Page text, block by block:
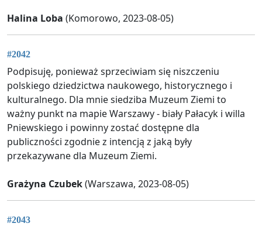
Halina Loba (Komorowo, 2023-08-05)
#2042
Podpisuję, ponieważ sprzeciwiam się niszczeniu
polskiego dziedzictwa naukowego, historycznego i
kulturalnego. Dla mnie siedziba Muzeum Ziemi to
ważny punkt na mapie Warszawy - biały Pałacyk i willa
Pniewskiego i powinny zostać dostępne dla
publiczności zgodnie z intencją z jaką były
przekazywane dla Muzeum Ziemi.
Grażyna Czubek(Warszawa, 2023-08-05)
#2043